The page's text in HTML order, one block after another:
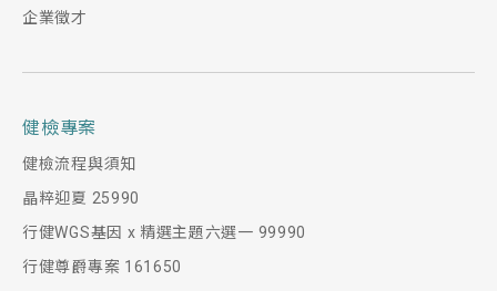
企業徵才
健檢專案
健檢流程與須知
晶粹迎夏 25990
行健WGS基因 x 精選主題六選一 99990
行健尊爵專案 161650